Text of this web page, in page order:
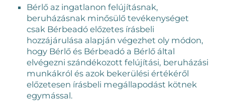
Bérlő az ingatlanon felújításnak,
beruházásnak minősülő tevékenységet
csak Bérbeadó előzetes írásbeli
hozzájárulása alapján végezhet oly módon,
hogy Bérlő és Bérbeadó a Bérlő által
elvégezni szándékozott felújítási, beruházási
munkákról és azok bekerülési értékéről
előzetesen írásbeli megállapodást kötnek
egymással.